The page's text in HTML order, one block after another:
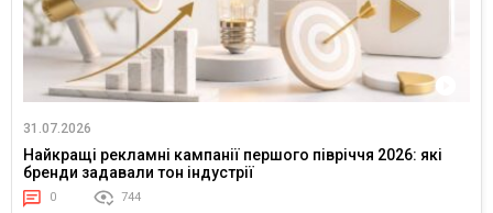
31.07.2026
Найкращі рекламні кампанії першого півріччя 2026: які
бренди задавали тон індустрії
0 744